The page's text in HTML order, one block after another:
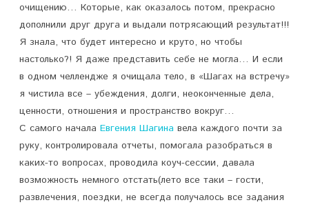
очищению… Которые, как оказалось потом, прекрасно
дополнили друг друга и выдали потрясающий результат!!!
Я знала, что будет интересно и круто, но чтобы
настолько?! Я даже представить себе не могла… И если
в одном челлендже я очищала тело, в «Шагах на встречу»
я чистила все – убеждения, долги, неоконченные дела,
ценности, отношения и пространство вокруг…
С самого начала Евгения Шагина вела каждого почти за
руку, контролировала отчеты, помогала разобраться в
каких-то вопросах, проводила коуч-сессии, давала
возможность немного отстать(лето все таки – гости,
развлечения, поездки, не всегда получалось все задания